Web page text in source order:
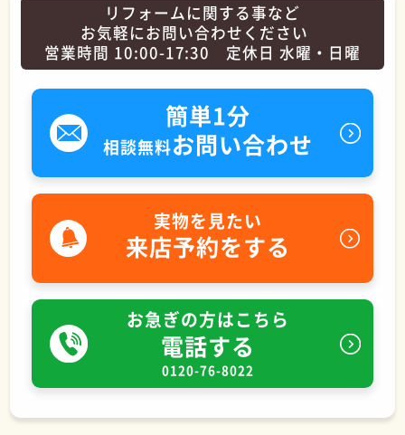
リフォームに関する事など
お気軽にお問い合わせください
営業時間 10:00-17:30 定休日 水曜・日曜
簡単1分
相談無料お問い合わせ
実物を見たい
来店予約をする
お急ぎの方はこちら
電話する
0120-76-8022